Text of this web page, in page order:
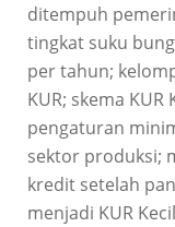
ditempuh
tingkat suku
per tahun;
KUR; skema
pengaturan
sektor produksi;
kredit setelah
menjadi KUR